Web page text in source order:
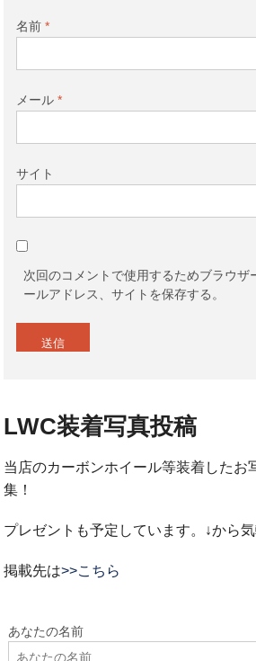
名前 *
メール *
サイト
次回のコメントで使用するためブラウザ
ールアドレス、サイトを保存する。
LWC装着写真投稿
当店のカーボンホイール等装着したお
集！
プレゼントも予定しています。↓から
掲載先は>>こちら
あなたの名前